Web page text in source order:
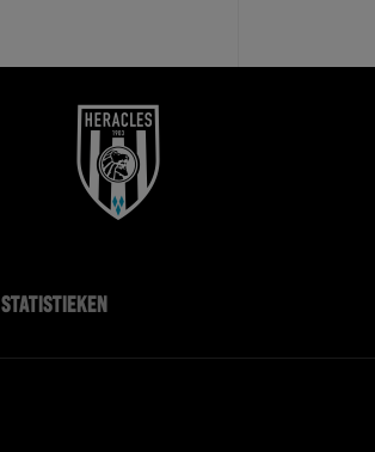
STATISTIEKEN